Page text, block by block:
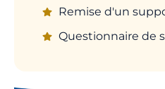
Remise d'un
Questionnaire de